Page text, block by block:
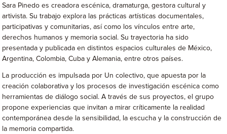
Sara Pinedo es creadora escénica, dramaturga, gestora cultural y
artivista. Su trabajo explora las prácticas artísticas documentales,
participativas y comunitarias, así como los vínculos entre arte,
derechos humanos y memoria social. Su trayectoria ha sido
presentada y publicada en distintos espacios culturales de México,
Argentina, Colombia, Cuba y Alemania, entre otros países.
La producción es impulsada por Un colectivo, que apuesta por la
creación colaborativa y los procesos de investigación escénica como
herramientas de diálogo social. A través de sus proyectos, el grupo
propone experiencias que invitan a mirar críticamente la realidad
contemporánea desde la sensibilidad, la escucha y la construcción de
la memoria compartida.